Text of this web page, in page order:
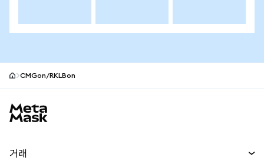
CMGon/RKLBon
거래